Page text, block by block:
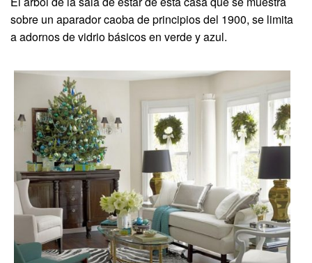
sobre un aparador caoba de principios del 1900, se limita
a adornos de vidrio básicos en verde y azul.